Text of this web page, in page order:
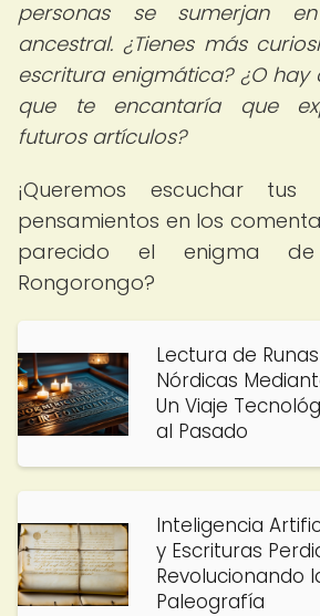
personas se sumerjan
ancestral. ¿Tienes más
escritura enigmática? ¿O
que te encantaría que
futuros artículos?
¡Queremos escuchar tus
pensamientos en los
parecido el enigma
Rongorongo?
Lectura de Runas
Nórdicas
Un Viaje
al Pasado
Inteligencia
y Escrituras
Revolucionando
Paleografía